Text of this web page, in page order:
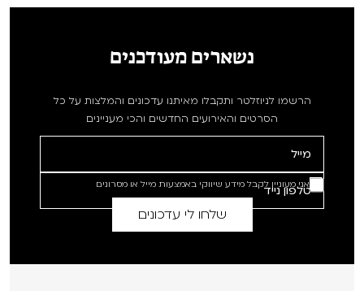
נשארים מעודכנים
הרשמו לניוזלטר ותקבלו מאיתנו עדכונים והמלצות על כל
הסרטים והאירועים החדשים והכי מעניינים
אני מעוניין לקבל מידע שיווקי באמצעות מייל או מסרונים